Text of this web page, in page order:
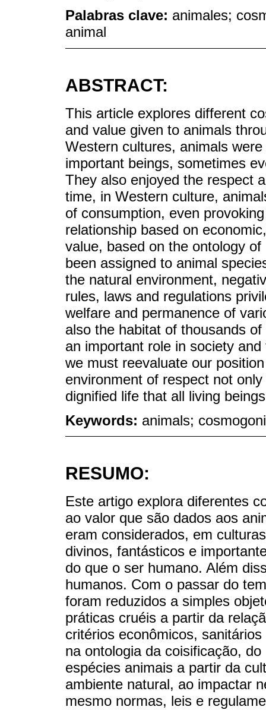
Palabras clave: animales;
animal
ABSTRACT:
This article explores different
and value given to animals
Western cultures, animals
important beings, sometimes
They also enjoyed the respect
time, in Western culture,
of consumption, even
relationship based on
value, based on the ontology
been assigned to animal
the natural environment,
rules, laws and regulations
welfare and permanence of
also the habitat of thousands
an important role in society
we must reevaluate our
environment of respect not
dignified life that all living
Keywords: animals;
RESUMO:
Este artigo explora diferentes
ao valor que são dados aos
eram considerados, em
divinos, fantásticos e
do que o ser humano. Além
humanos. Com o passar do
foram reduzidos a simples
práticas cruéis a partir da
critérios econômicos,
na ontologia da coisificação,
espécies animais a partir da
ambiente natural, ao impactar
mesmo normas, leis e